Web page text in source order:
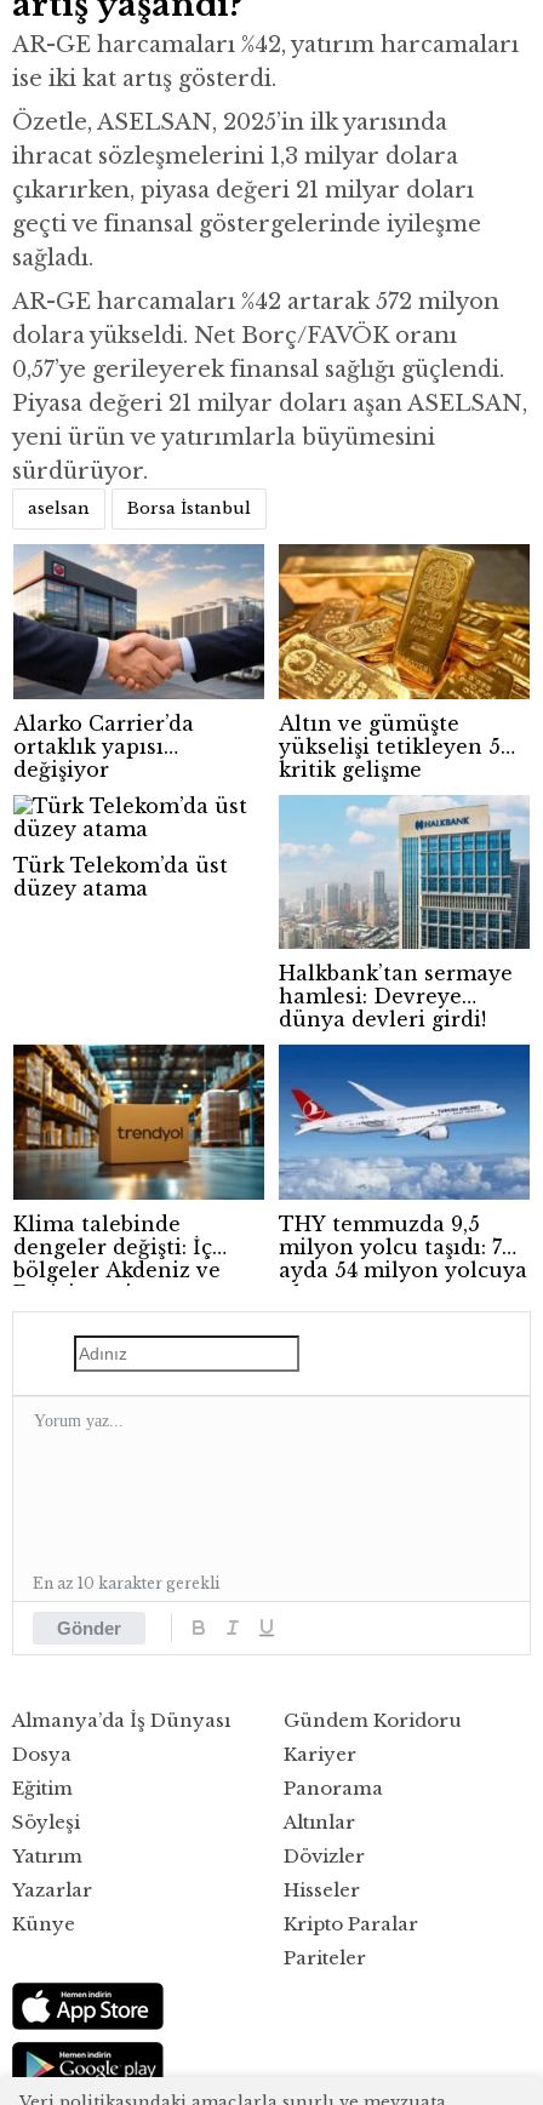
AR-GE harcamaları %42, yatırım harcamaları
ise iki kat artış gösterdi.
Özetle, ASELSAN, 2025’in ilk yarısında
ihracat sözleşmelerini 1,3 milyar dolara
çıkarırken, piyasa değeri 21 milyar doları
geçti ve finansal göstergelerinde iyileşme
sağladı.
AR-GE harcamaları %42 artarak 572 milyon
dolara yükseldi. Net Borç/FAVÖK oranı
0,57’ye gerileyerek finansal sağlığı güçlendi.
Piyasa değeri 21 milyar doları aşan ASELSAN,
yeni ürün ve yatırımlarla büyümesini
sürdürüyor.
aselsan Borsa İstanbul
Alarko Carrier’da
ortaklık yapısı
değişiyor
Altın ve gümüşte
yükselişi tetikleyen 5
kritik gelişme
Türk Telekom’da üst
düzey atama
Halkbank’tan sermaye
hamlesi: Devreye
dünya devleri girdi!
Klima talebinde
dengeler değişti: İç
bölgeler Akdeniz ve
Ege’yi geçti
THY temmuzda 9,5
milyon yolcu taşıdı: 7
ayda 54 milyon yolcuya
ulaştı
Gönder
En az 10 karakter gerekli
Almanya’da İş Dünyası
Dosya
Eğitim
Gündem Koridoru
Kariyer
Panorama
Söyleşi
Yatırım
Yazarlar
Künye
Altınlar
Dövizler
Hisseler
Kripto Paralar
Pariteler